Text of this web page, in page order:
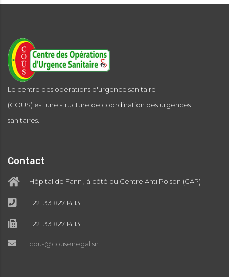
Le centre des opérations d'urgence sanitaire
(COUS) est une structure de coordination des urgences
sanitaires.
Contact
Hôpital de Fann , à côté du Centre Anti Poison (CAP)
+221 33 827 14 13
+221 33 827 14 13
cous@cousenegal.sn